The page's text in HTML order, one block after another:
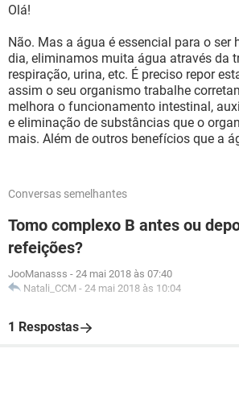
Olá!
Não. Mas a água é essencial para o ser
dia, eliminamos muita água através da
respiração, urina, etc. É preciso repor
assim o seu organismo trabalhe
melhora o funcionamento intestinal,
e eliminação de substâncias que o
mais. Além de outros benefícios que a
Conversas semelhantes
Tomo complexo B antes ou
refeições?
JooManasss - 24 mai 2018 às 07:40
Natali_CCM - 24 mai 2018 às 10:04
1 Respostas